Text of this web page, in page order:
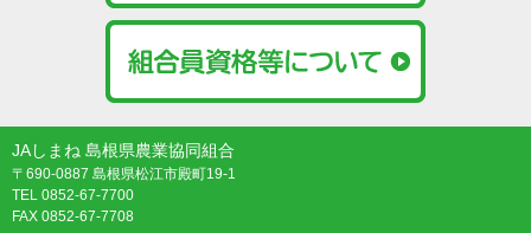
JAしまね 島根県農業協同組合
〒690-0887 島根県松江市殿町19-1
TEL 0852-67-7700
FAX 0852-67-7708